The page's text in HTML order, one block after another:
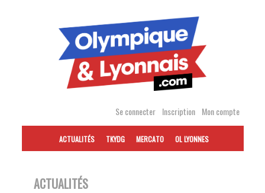
Se connecter Inscription Mon compte
ACTUALITÉS TKYDG MERCATO OL LYONNES
ACTUALITÉS